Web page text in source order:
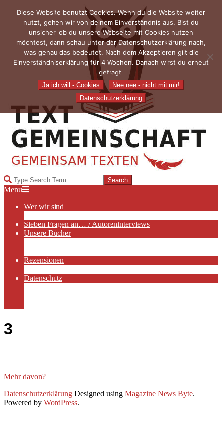
content
TEXTGEMEINSCHAFT
Search
Primary
Menu
Menu
Wer wir sind
Sieben Fragen an… / Autoreninterviews
Unsere Bücher
Rezensionen
Datenschutz
3
Mehr davon?
2021-
01-
Datenschutzerklärung Designed using Magazine News Byte.
Powered by WordPress.
Diese Website benutzt Cookies. Wenn du die Website weiter
nutzt, gehen wir von deinem Einverständnis aus. Bist du
unsicher, ob du unsere Webseite mit Cookies nutzen
möchtest, dann schau unter der Datenschutzerklärung nach,
was genau das bedeutet. Nach dem Akzeptieren gilt die
Einverständniserklärung für 4 Wochen. Danach wirst du erneut
gefragt.
Ja ich will - Cookies
Nee nee - nicht mit mir!
Datenschutzerklärung